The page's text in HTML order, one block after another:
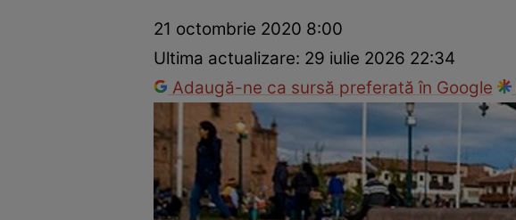
21 octombrie 2020 8:00
Ultima actualizare: 29 iulie 2026 22:34
Adaugă-ne ca sursă preferată în Google